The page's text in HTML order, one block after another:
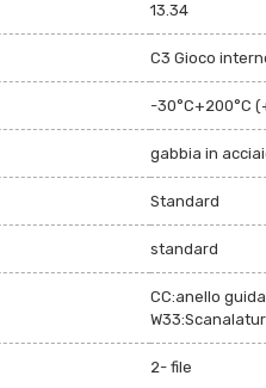
13.34
C3 Gioco
-30°C+200°C
gabbia in
Standard
standard
CC:anello
2- file